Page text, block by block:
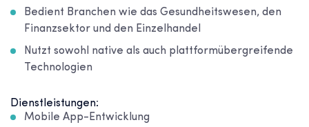
Bedient Branchen wie das Gesundheitswesen, den
Finanzsektor und den Einzelhandel
Nutzt sowohl native als auch plattformübergreifende
Technologien
Dienstleistungen:
Mobile App-Entwicklung